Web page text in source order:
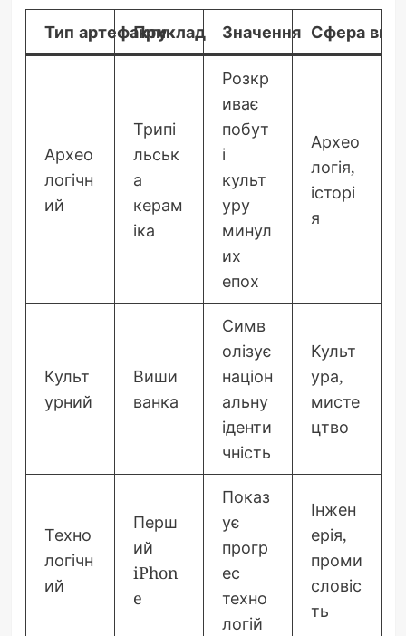
Тип артефактуПриклад Значення Сфера
Архео
логічн
ий
Трипі
льськ
а
керам
іка
Розкр
иває
побут
і
культ
уру
минул
их
епох
Архео
логія,
історі
я
Культ
урний
Виши
ванка
Симв
олізує
націон
альну
іденти
чність
Культ
ура,
мисте
цтво
Техно
логічн
ий
Перш
ий
iPhon
e
Показ
ує
прогр
ес
техно
логій
Інжен
ерія,
проми
словіс
ть